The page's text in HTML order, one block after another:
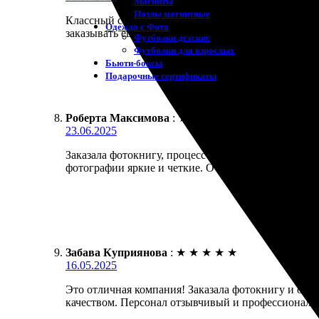
Пазлы магнитные
Одежда с Фото
Футболки детские
Футболки для взрослых
Бьюти-боксы
Подарочные сертификаты
Классный сервис! Заказала фотокнигу, всё
заказывать ещё, рекомендую всем!
Роберта Максимова : ★
23.06.2025
Заказала фотокнигу, процесс был легким.
фотографии яркие и четкие. Очень довольна
Забава Куприянова : ★ ★ ★ ★ ★
16.05.2025
Это отличная компания! Заказала фотокнигу и
качеством. Персонал отзывчивый и